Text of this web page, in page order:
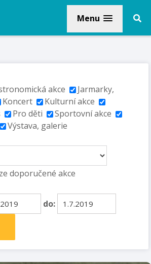
Menu
akce
Jarmarky,
Koncert
Kulturní akce
Pro děti
Sportovní akce
Výstava, galerie
doporučené akce
do: